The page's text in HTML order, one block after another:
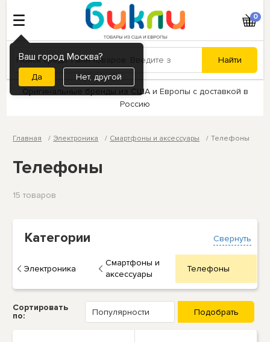
Ваш город Москва?
Нет, другой
0
Оригинальные бренды из США и Европы с доставкой в
Россию
Главная Электроника Смартфоны и аксессуары Телефоны
Телефоны
15 товаров
Свернуть
Категории
Электроника
Смартфоны и
аксессуары
Телефоны
Сортировать
по: